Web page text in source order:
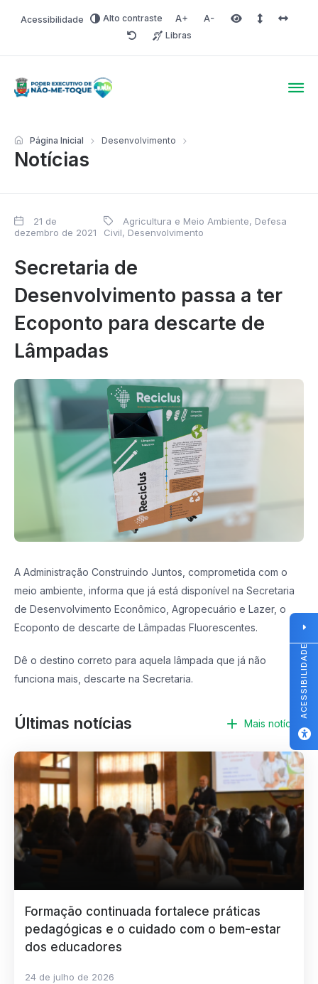
Acessibilidade Alto contraste Aumentar fonte
Diminuir fonteÁrea selecionada
Espaço
RedefinirLibras
Notícias
Página Inicial Desenvolvimento
21 de
dezembro de 2021
Agricultura e Meio Ambiente, Defesa
Civil, Desenvolvimento
Secretaria de
Desenvolvimento passa a ter
Ecoponto para descarte de
Lâmpadas
A Administração Construindo Juntos, comprometida com o
meio ambiente, informa que já está disponível na Secretaria
de Desenvolvimento Econômico, Agropecuário e Lazer, o
Ecoponto de descarte de Lâmpadas Fluorescentes.
Dê o destino correto para aquela lâmpada que já não
funciona mais, descarte na Secretaria.
Últimas notícias Mais notícias
Formação continuada fortalece práticas
pedagógicas e o cuidado com o bem-estar
dos educadores
24 de julho de 2026
ACESSIBILIDADE